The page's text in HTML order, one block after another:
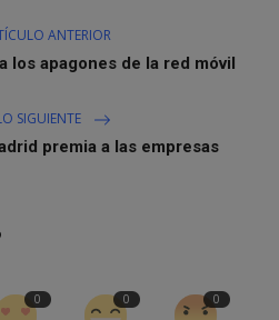
ANTERIOR
los apagones de la red móvil
SIGUIENTE
premia a las empresas
0 0 0